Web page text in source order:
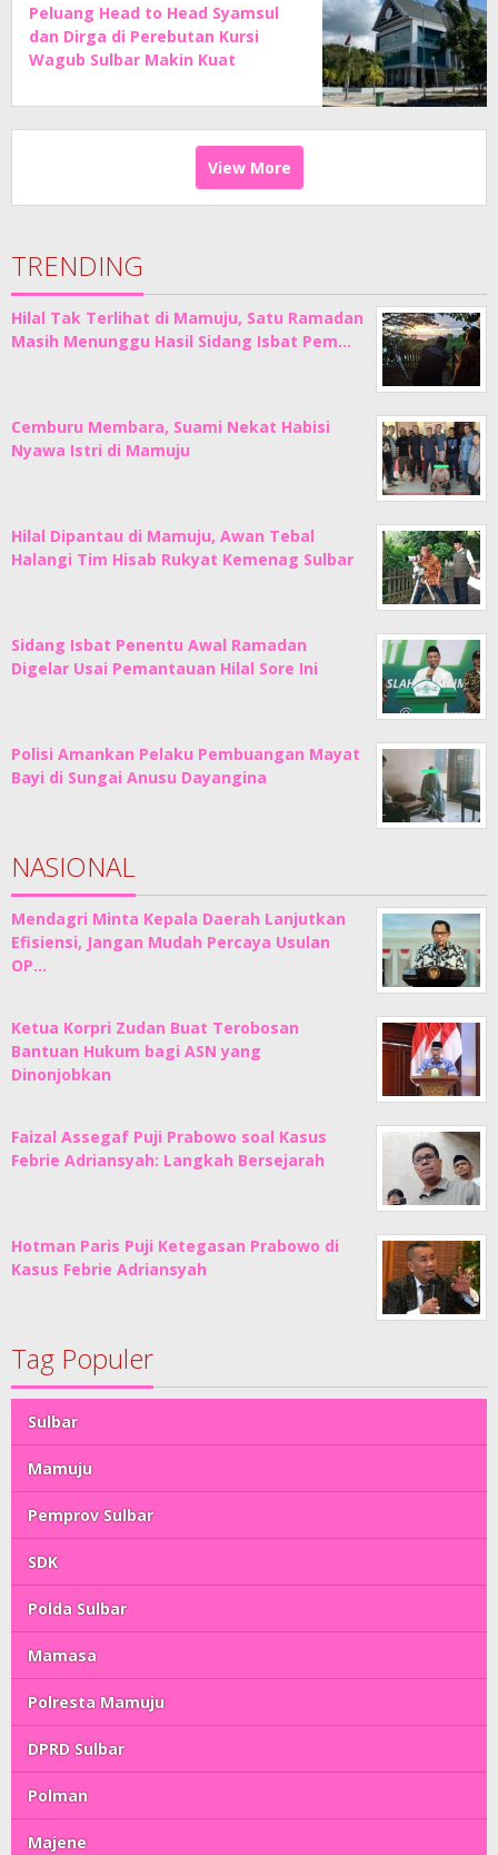
Peluang Head to Head Syamsul
dan Dirga di Perebutan Kursi
Wagub Sulbar Makin Kuat
View More
TRENDING
Hilal Tak Terlihat di Mamuju, Satu Ramadan
Masih Menunggu Hasil Sidang Isbat Pem…
Cemburu Membara, Suami Nekat Habisi
Nyawa Istri di Mamuju
Hilal Dipantau di Mamuju, Awan Tebal
Halangi Tim Hisab Rukyat Kemenag Sulbar
Sidang Isbat Penentu Awal Ramadan
Digelar Usai Pemantauan Hilal Sore Ini
Polisi Amankan Pelaku Pembuangan Mayat
Bayi di Sungai Anusu Dayangina
NASIONAL
Mendagri Minta Kepala Daerah Lanjutkan
Efisiensi, Jangan Mudah Percaya Usulan
OP…
Ketua Korpri Zudan Buat Terobosan
Bantuan Hukum bagi ASN yang
Dinonjobkan
Faizal Assegaf Puji Prabowo soal Kasus
Febrie Adriansyah: Langkah Bersejarah
Hotman Paris Puji Ketegasan Prabowo di
Kasus Febrie Adriansyah
Tag Populer
Sulbar
Mamuju
Pemprov Sulbar
SDK
Polda Sulbar
Mamasa
Polresta Mamuju
DPRD Sulbar
Polman
Majene